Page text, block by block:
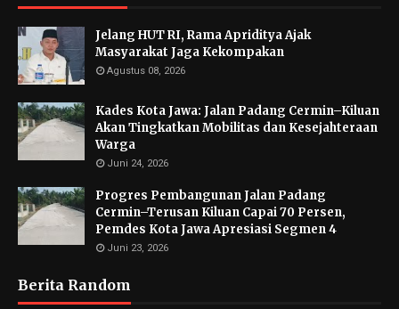
Jelang HUT RI, Rama Apriditya Ajak
Masyarakat Jaga Kekompakan
Agustus 08, 2026
Kades Kota Jawa: Jalan Padang Cermin–Kiluan
Akan Tingkatkan Mobilitas dan Kesejahteraan
Warga
Juni 24, 2026
Progres Pembangunan Jalan Padang
Cermin–Terusan Kiluan Capai 70 Persen,
Pemdes Kota Jawa Apresiasi Segmen 4
Juni 23, 2026
Berita Random